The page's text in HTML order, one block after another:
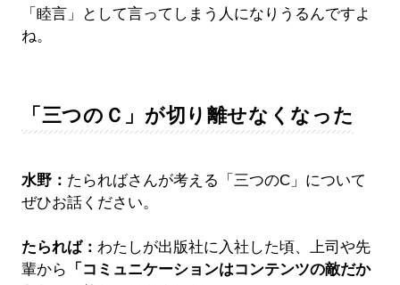
「睦言」として言ってしまう人になりうるんですよ
ね。
「三つのＣ」が切り離せなくなった
水野： たらればさんが考える「三つのC」について
ぜひお話ください。
たられば： わたしが出版社に入社した頃、上司や先
輩から 「コミュニケーションはコンテンツの敵だか